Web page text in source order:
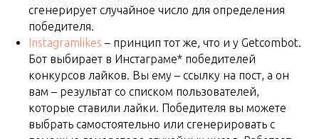
сгенерирует случайное число для определения
победителя.
Instagramlikes – принцип тот же, что и у Getcombot.
Бот выбирает в Инстаграме* победителей
конкурсов лайков. Вы ему – ссылку на пост, а он
вам – результат со списком пользователей,
которые ставили лайки. Победителя вы можете
выбрать самостоятельно или сгенерировать с